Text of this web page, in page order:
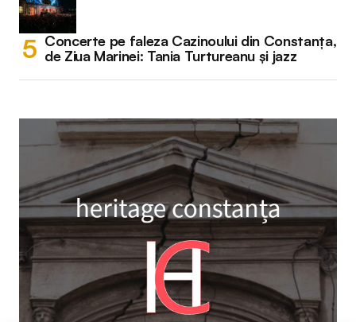
Concerte pe faleza Cazinoului din Constanța,
de Ziua Marinei: Tania Turtureanu și jazz